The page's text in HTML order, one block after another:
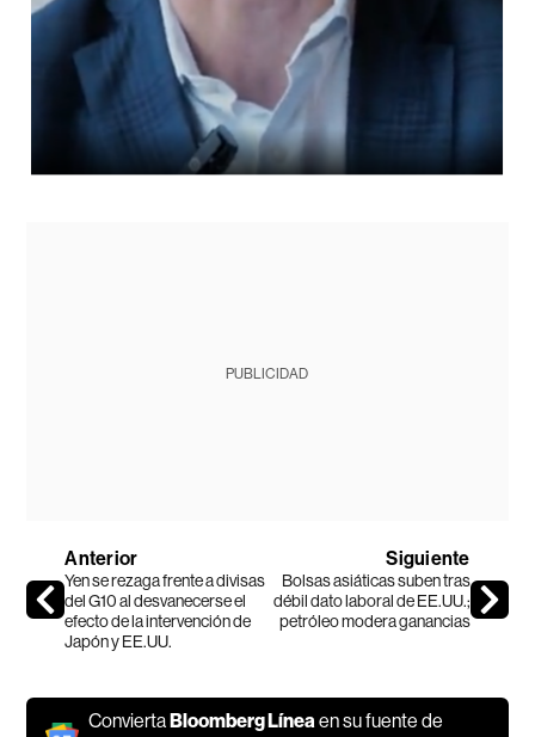
PUBLICIDAD
Anterior
Yen se rezaga frente a divisas
del G10 al desvanecerse el
efecto de la intervención de
Japón y EE.UU.
Siguiente
Bolsas asiáticas suben tras
débil dato laboral de EE.UU.;
petróleo modera ganancias
Convierta Bloomberg Líneaen su fuente de